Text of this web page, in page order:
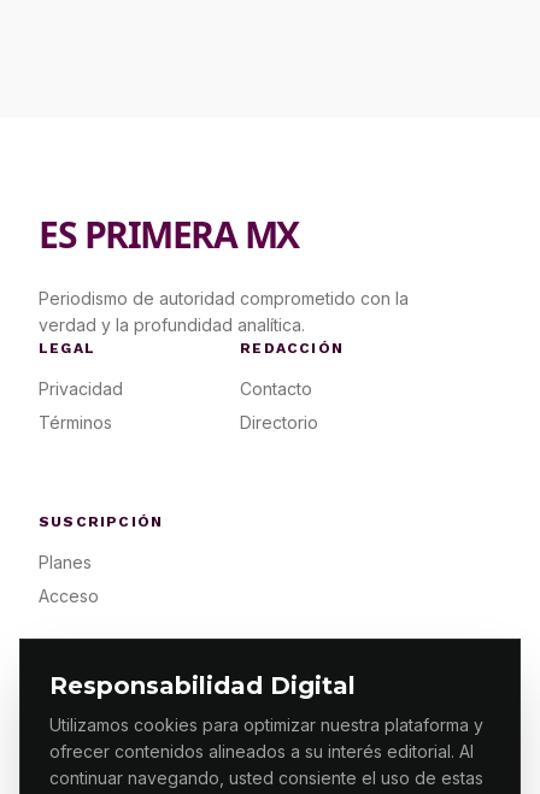
Responsabilidad Digital
Utilizamos cookies para optimizar nuestra plataforma y
ofrecer contenidos alineados a su interés editorial. Al
continuar navegando, usted consiente el uso de estas
ES PRIMERA MX
Periodismo de autoridad comprometido con la
verdad y la profundidad analítica.
LEGAL
Privacidad
Términos
REDACCIÓN
Contacto
Directorio
SUSCRIPCIÓN
Planes
Acceso
© 2026 ES PRIMERA MX. ALGUNOS DERECHOS
RESERVADOS / DESIGNMAKING.MX